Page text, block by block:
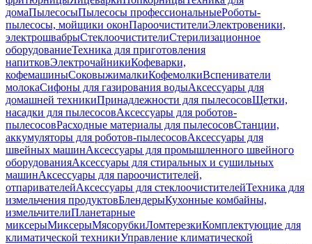
домаПылесосыПылесосы профессиональныеРоботы-
пылесосы, мойщики оконПароочистителиЭлектровеники,
электрошвабрыСтеклоочистителиСтерилизационное
оборудованиеТехника для приготовления
напитковЭлектрочайникиКофеварки,
кофемашиныСоковыжималкиКофемолкиВспениватели
молокаСифоны для газирования водыАксессуары для
домашней техникиПринадлежности для пылесосовЩетки,
насадки для пылесосовАксессуары для роботов-
пылесосовРасходные материалы для пылесосовСтанции,
аккумуляторы для роботов-пылесосовАксессуары для
швейных машинАксессуары для промышленного швейного
оборудованияАксессуары для стиральных и сушильных
машинАксессуары для пароочистителей,
отпаривателейАксессуары для стеклоочистителейТехника для
измельчения продуктовБлендерыКухонные комбайны,
измельчителиПланетарные
миксерыМиксерыМясорубкиЛомтерезкиКомплектующие для
климатической техникиУправление климатической